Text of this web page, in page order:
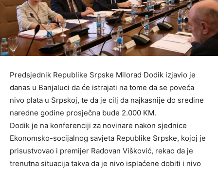
Predsjednik Republike Srpske Milorad Dodik izjavio je
danas u Banjaluci da će istrajati na tome da se poveća
nivo plata u Srpskoj, te da je cilj da najkasnije do sredine
naredne godine prosječna bude 2.000 KM.
Dodik je na konferenciji za novinare nakon sjednice
Ekonomsko-socijalnog savjeta Republike Srpske, kojoj je
prisustvovao i premijer Radovan Višković, rekao da je
trenutna situacija takva da je nivo isplaćene dobiti i nivo